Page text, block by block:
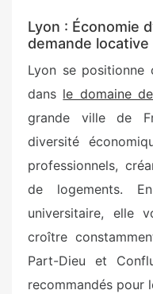
Lyon : Économie
demande locative
Lyon se positionne
dans le domaine
grande ville de
diversité
professionnels,
de logements.
universitaire, elle
croître
Part-Dieu et
recommandés pour